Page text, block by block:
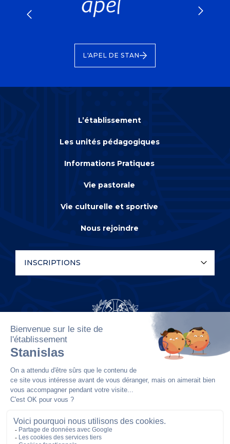
L'APEL DE STAN
L’établissement
Les unités pédagogiques
Informations Pratiques
Vie pastorale
Vie culturelle et sportive
Nous rejoindre
INSCRIPTIONS
Stanislas est un établissement privé catholique associé
à l’Etat par contrat, fondé en 1804 par l’abbé Claude
Liautard dans le quartier Notre-Dame-des-Champs à
22 rue Notre-Dame-des-Champs 75279 Paris Cedex 06 Tel : 01
42 84 88 00